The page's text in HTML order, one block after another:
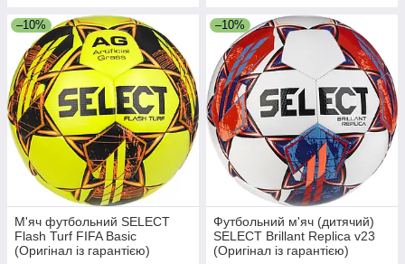
–10%
М'яч футбольний SELECT
Flash Turf FIFA Basic
(Оригінал із гарантією)
–10%
Футбольний м'яч (дитячий)
SELECT Brillant Replica v23
(Оригінал із гарантією)